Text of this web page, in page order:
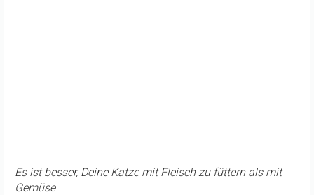
Es ist besser, Deine Katze mit Fleisch zu füttern als mit
Gemüse